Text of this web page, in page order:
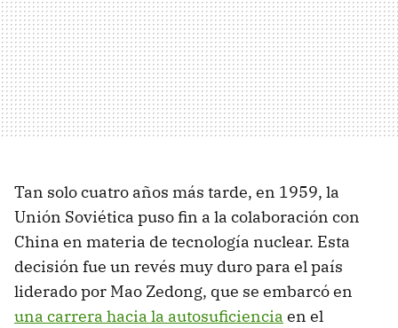
Tan solo cuatro años más tarde, en 1959, la
Unión Soviética puso fin a la colaboración con
China en materia de tecnología nuclear. Esta
decisión fue un revés muy duro para el país
liderado por Mao Zedong, que se embarcó en
una carrera hacia la autosuficiencia en el